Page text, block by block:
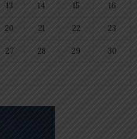
13 14 15 16
20 21 22 23
27 28 29 30